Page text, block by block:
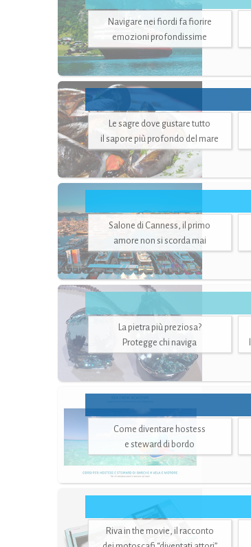
Navigare nei fiordi fa fiorire
emozioni profondissime
Le sagre dove gustare tutto
il sapore più profondo del mare
Salone di Canness, il primo
amore non si scorda mai
La pietra più preziosa?
Protegge chi naviga
Come diventare hostess
e steward di bordo
Riva in the movie, il racconto